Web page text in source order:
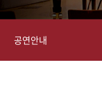
공연안내